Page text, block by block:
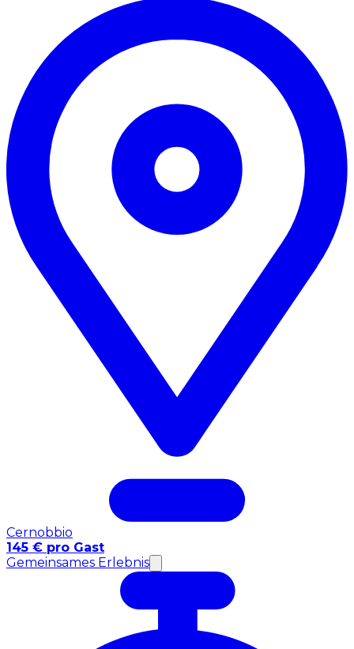
Cernobbio
145 € pro Gast
Gemeinsames Erlebnis